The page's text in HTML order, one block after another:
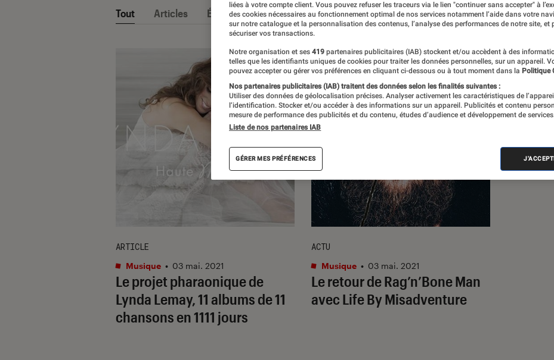
Tout Articles Événéments Sélections et guides Tests
Le projet pharaonique de
Lynda Lemay, 11 albums de 11
chansons en 1111 jours
ARTICLE
Musique • 03 mai. 2021
Le retour de Rag’n’Bone Man
avec Life By Misadventure
ACTU
Musique • 03 mai. 2021
liées à votre compte client. Vous pouvez refuser les traceurs via le lien "continuer sans accepter" à
des cookies nécessaires au fonctionnement optimal de nos services notamment l’aide dans votre
sur notre catalogue et la personnalisation des contenus, l’analyse des performances de notre site, et
sécuriser vos transactions.
Notre organisation et ses 419 partenaires publicitaires (IAB) stockent et/ou accèdent à des
telles que les identifiants uniques de cookies pour traiter les données personnelles, sur un appareil.
pouvez accepter ou gérer vos préférences en cliquant ci-dessous ou à tout moment dans la Politique
Nos partenaires publicitaires (IAB) traitent des données selon les finalités suivantes :
Utiliser des données de géolocalisation précises. Analyser activement les caractéristiques de
l’identification. Stocker et/ou accéder à des informations sur un appareil. Publicités et contenu
mesure de performance des publicités et du contenu, études d’audience et développement de
Liste de nos partenaires IAB
GÉRER MES PRÉFÉRENCES